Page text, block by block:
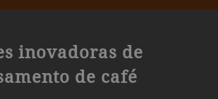
inovadoras de
de café